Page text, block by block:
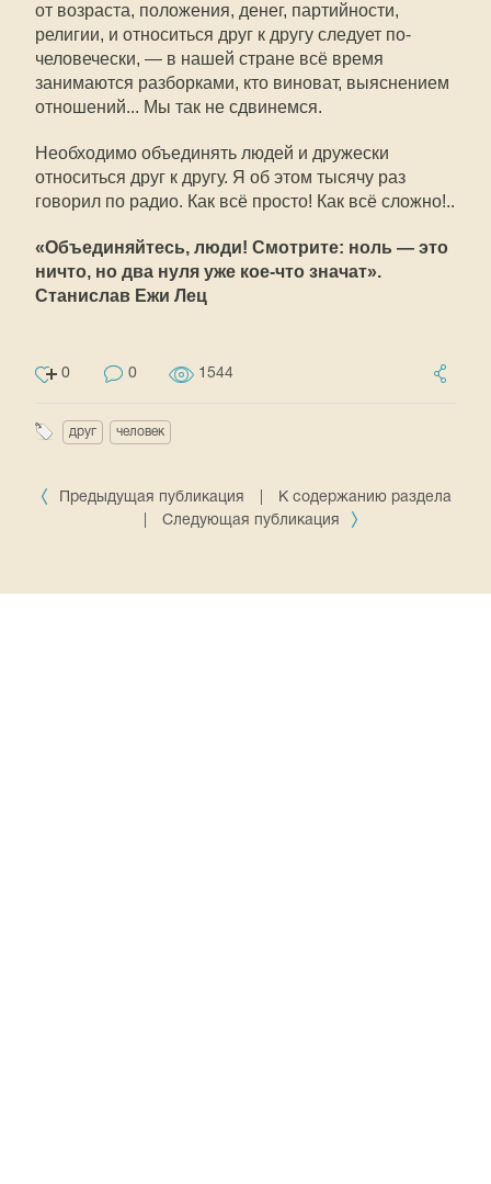
от возраста, положения, денег, партийности,
религии, и относиться друг к другу следует по-
человечески, — в нашей стране всё время
занимаются разборками, кто виноват, выяснением
отношений... Мы так не сдвинемся.
Необходимо объединять людей и дружески
относиться друг к другу. Я об этом тысячу раз
говорил по радио. Как всё просто! Как всё сложно!..
«Объединяйтесь, люди! Смотрите: ноль — это
ничто, но два нуля уже кое-что значат».
Станислав Ежи Лец
0 0 1544
друг человек
Предыдущая публикация
К содержанию раздела
Следующая публикация